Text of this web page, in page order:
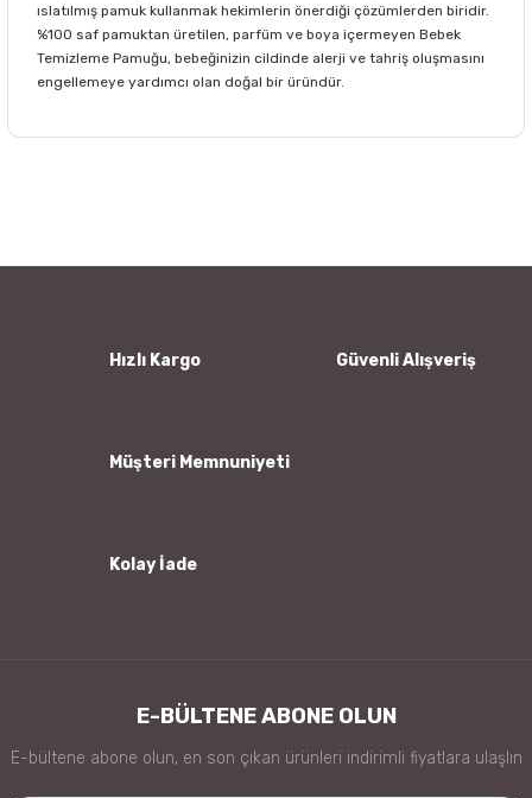
ıslatılmış pamuk kullanmak hekimlerin önerdiği çözümlerden biridir.
%100 saf pamuktan üretilen, parfüm ve boya içermeyen Bebek
Temizleme Pamuğu, bebeğinizin cildinde alerji ve tahriş oluşmasını
engellemeye yardımcı olan doğal bir üründür.
Ürün bilgilerinde hatalar bulunuyor.
Hızlı Kargo Güvenli Alışveriş
Müşteri Memnuniyeti
Kolay İade
E-BÜLTENE ABONE OLUN
E-bültene abone olun, en son çıkan ürünleri indirimli fiyatlara ulaşlın